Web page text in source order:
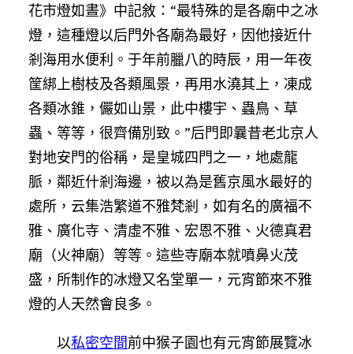
花市燈如晝》中記敘：“最特殊的是各廟中之冰
燈，這種燈以后門外各廟為最好，因他接近什
剎海用水便利。于年前臘八的時辰，用一年夜
筐綁上樹枝及各類風景，再用水澆其上，凍成
各類冰錐，儼如山景，此中樓宇、蟲鳥、草
蟲、等等，很齊備別致。”后門即曩昔老北京人
對地安門的俗稱，是皇城四門之一，地處龍
脈，鄰近什剎海邊，被以為是舊京風水最好的
處所，云集浩繁道不雅梵剎，如有名的廣福不
雅、廣化寺、清虛不雅、宏恩不雅、火德真君
廟（火神廟）等等。這些寺廟本就噴鼻火茂
盛，所制作的冰燈又名堂單一，元宵節來不雅
燈的人天然會良多。
以私密空間前中猴子園也有元宵節展覽冰